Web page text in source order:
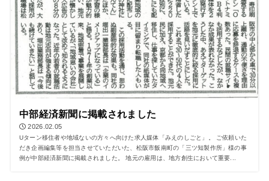
中部経済新聞に掲載されました
2026.02.05
Uターン移住者や地域ないの方々へ向けた求人媒体「みえのしごと」。 ご依頼いた
だき企画編集等を担当させていただいた、松阪市飯南町の「三ツ知製作所」様の事
例が中部経済新聞に掲載されました。 地元の雇用は、地方創生において重要...